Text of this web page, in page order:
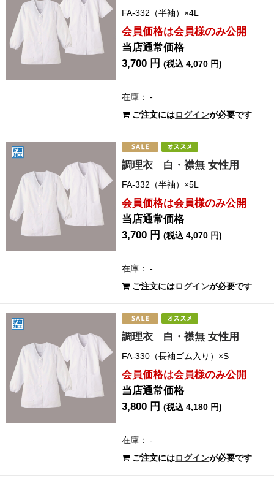
FA-332（半袖）×4L
会員価格は会員様のみ公開
当店通常価格
3,700 円(税込 4,070 円)
在庫： -
ご注文にはログインが必要です
調理衣 白・襟無 女性用
FA-332（半袖）×5L
会員価格は会員様のみ公開
当店通常価格
3,700 円(税込 4,070 円)
在庫： -
ご注文にはログインが必要です
調理衣 白・襟無 女性用
FA-330（長袖ゴム入り）×S
会員価格は会員様のみ公開
当店通常価格
3,800 円(税込 4,180 円)
在庫： -
ご注文にはログインが必要です